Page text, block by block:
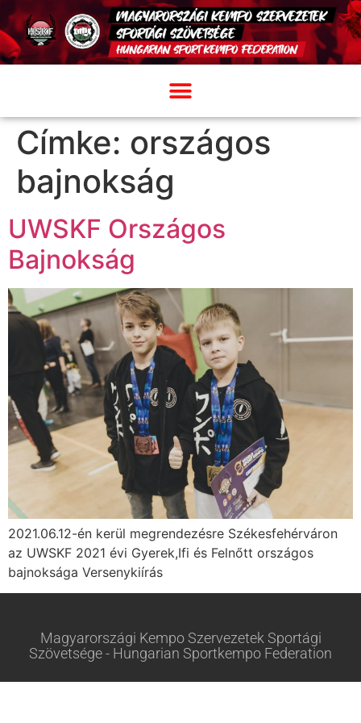
Címke: országos
bajnokság
UWSKF Országos
Bajnokság
2021.06.12-én kerül megrendezésre Székesfehérváron
az UWSKF 2021 évi Gyerek,Ifi és Felnőtt országos
bajnoksága Versenykiírás
Magyarországi Kempo Szervezetek Sportági
Szövetsége - Hungarian Sportkempo Federation